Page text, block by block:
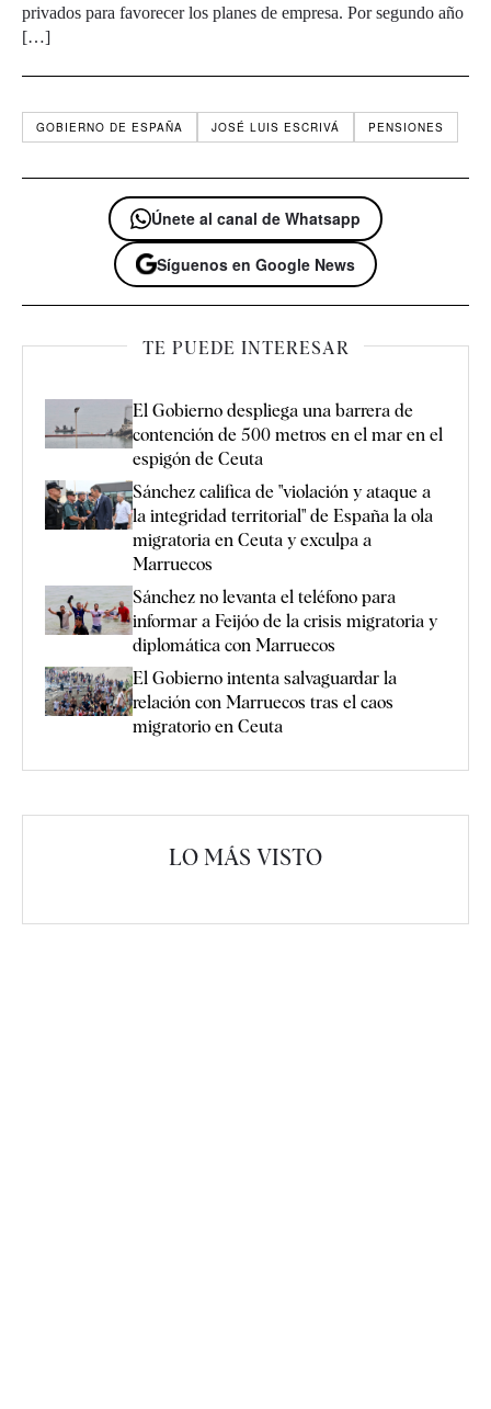
privados para favorecer los planes de empresa. Por segundo año
[…]
GOBIERNO DE ESPAÑA JOSÉ LUIS ESCRIVÁ PENSIONES
Únete al canal de Whatsapp
Síguenos en Google News
TE PUEDE INTERESAR
El Gobierno despliega una barrera de
contención de 500 metros en el mar en el
espigón de Ceuta
Sánchez califica de "violación y ataque a
la integridad territorial" de España la ola
migratoria en Ceuta y exculpa a
Marruecos
Sánchez no levanta el teléfono para
informar a Feijóo de la crisis migratoria y
diplomática con Marruecos
El Gobierno intenta salvaguardar la
relación con Marruecos tras el caos
migratorio en Ceuta
LO MÁS VISTO